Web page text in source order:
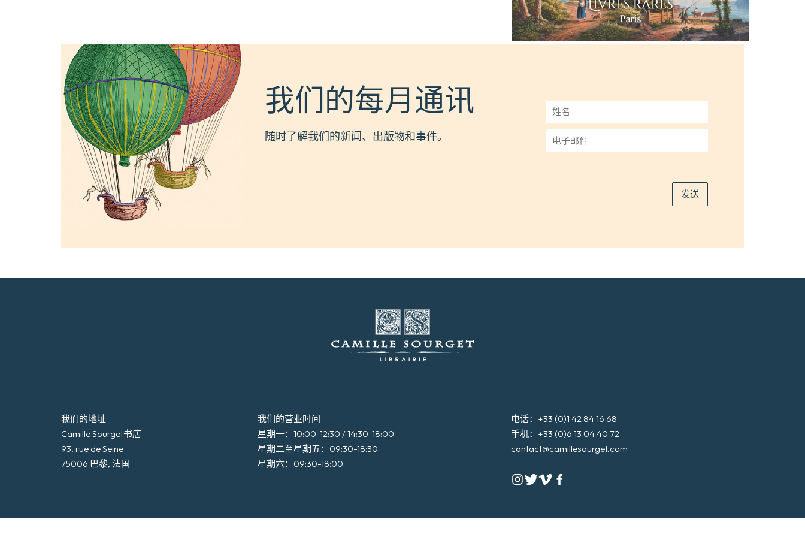
我们的每月通讯
随时了解我们的新闻、出版物和事件。
姓
名
*
子
发送
我们的地址
Camille Sourget书店
93, rue de Seine
75006 巴黎, 法国
我们的营业时间
星期一：10:00-12:30 / 14:30-18:00
星期二至星期五：09:30-18:30
星期六：09:30-18:00
电话：+33 (0)1 42 84 16 68
手机：+33 (0)6 13 04 40 72
contact@camillesourget.com